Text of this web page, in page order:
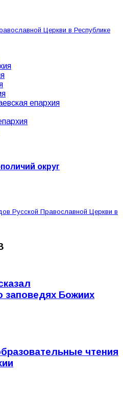
Церкви в Республике
епархия
округ
Русской Православной Церкви в
заповедях Божиих
чтения